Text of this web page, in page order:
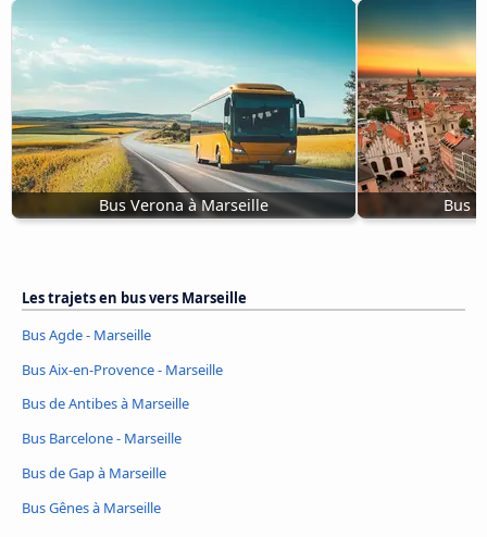
Bus Verona à Marseille Bus
Les trajets en bus vers Marseille
Bus Agde - Marseille
Bus Aix-en-Provence - Marseille
Bus de Antibes à Marseille
Bus Barcelone - Marseille
Bus de Gap à Marseille
Bus Gênes à Marseille